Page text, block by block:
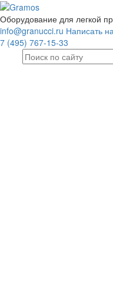
Оборудование для легкой
info@granucci.ru Написать
7 (495) 767-15-33